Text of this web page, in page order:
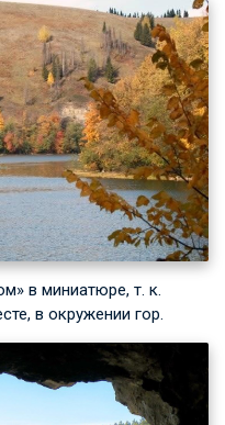
в миниатюре, т. к.
в окружении гор.